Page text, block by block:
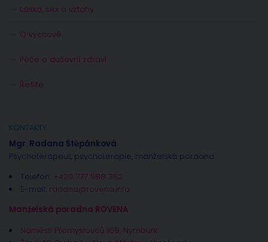
Láska, sex a vztahy
O výchově
Péče o duševní zdraví
Řešíte
KONTAKTY
Mgr. Radana Štěpánková
Psychoterapeut, psychoterapie, manželská poradna
Telefon: +420 777 588 352
E-mail: radana@rovena.info
Manželská poradna ROVENA
Náměstí Přemyslovců 169, Nymburk